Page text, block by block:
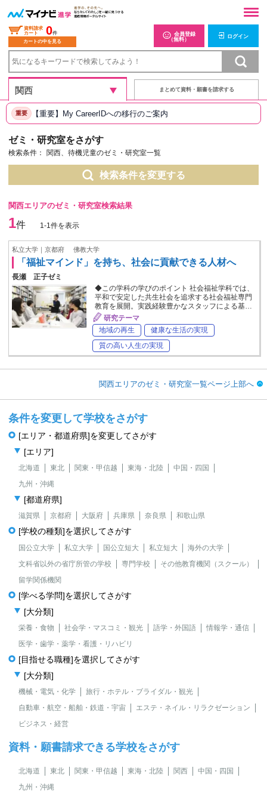
資料請求
カート
0件
カートの中を見る
会員登録
（無料）
ログイン
まとめて資料・願書を請求する
重要 【重要】My CareerIDへの移行のご案内
ゼミ・研究室をさがす
検索条件： 関西、待機児童のゼミ・研究室一覧
検索条件を変更する
関西エリアのゼミ・研究室検索結果
1件 1-1件を表示
私立大学｜京都府 佛教大学
「福祉マインド」を持ち、社会に貢献できる人材へ
長瀬 正子ゼミ
◆この学科の学びのポイント 社会福祉学科では、
平和で安定した共生社会を追求する社会福祉専門
教育を展開。実践経験豊かなスタッフによる基…
研究テーマ
地域の再生
健康な生活の実現
質の高い人生の実現
関西エリアのゼミ・研究室一覧ページ上部へ
条件を変更して学校をさがす
[エリア・都道府県]を変更してさがす
[エリア]
北海道 東北 関東・甲信越 東海・北陸
中国・四国
九州・沖縄
[都道府県]
滋賀県 京都府 大阪府 兵庫県 奈良県 和歌山県
[学校の種類]を選択してさがす
国公立大学 私立大学 国公立短大 私立短大
海外の大学
文科省以外の省庁所管の学校
専門学校
その他教育機関（スクール）
留学関係機関
[学べる学問]を選択してさがす
[大分類]
栄養・食物 社会学・マスコミ・観光 語学・外国語
情報学・通信
医学・歯学・薬学・看護・リハビリ
[目指せる職種]を選択してさがす
[大分類]
機械・電気・化学
旅行・ホテル・ブライダル・観光
自動車・航空・船舶・鉄道・宇宙
エステ・ネイル・リラクゼーション
ビジネス・経営
資料・願書請求できる学校をさがす
北海道 東北 関東・甲信越 東海・北陸 関西
中国・四国
九州・沖縄